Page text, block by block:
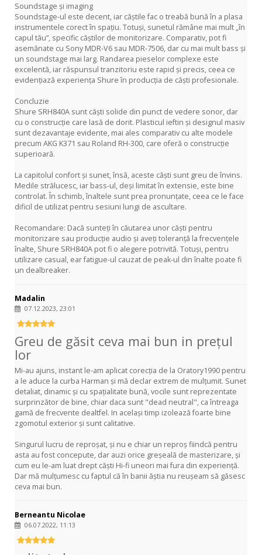
Soundstage și imaging
Soundstage-ul este decent, iar căștile fac o treabă bună în a plasa
instrumentele corect în spațiu. Totuși, sunetul rămâne mai mult „în
capul tău”, specific căștilor de monitorizare. Comparativ, pot fi
asemănate cu Sony MDR-V6 sau MDR-7506, dar cu mai mult bass și
un soundstage mai larg. Randarea pieselor complexe este
excelentă, iar răspunsul tranzitoriu este rapid și precis, ceea ce
evidențiază experiența Shure în producția de căști profesionale.
Concluzie
Shure SRH840A sunt căști solide din punct de vedere sonor, dar
cu o construcție care lasă de dorit. Plasticul ieftin și designul masiv
sunt dezavantaje evidente, mai ales comparativ cu alte modele
precum AKG K371 sau Roland RH-300, care oferă o construcție
superioară.
La capitolul confort și sunet, însă, aceste căști sunt greu de învins.
Medile strălucesc, iar bass-ul, deși limitat în extensie, este bine
controlat. În schimb, înaltele sunt prea pronunțate, ceea ce le face
dificil de utilizat pentru sesiuni lungi de ascultare.
Recomandare: Dacă sunteți în căutarea unor căști pentru
monitorizare sau producție audio și aveți toleranță la frecvențele
înalte, Shure SRH840A pot fi o alegere potrivită. Totuși, pentru
utilizare casual, ear fatigue-ul cauzat de peak-ul din înalte poate fi
un dealbreaker.
Madalin
07.12.2023, 23:01
Greu de găsit ceva mai bun in prețul
lor
Mi-au ajuns, instant le-am aplicat corecția de la Oratory1990 pentru
a le aduce la curba Harman și mă declar extrem de mulțumit. Sunet
detaliat, dinamic și cu spațialitate bună, vocile sunt reprezentate
surprinzător de bine, chiar daca sunt "dead neutral", ca întreaga
gamă de frecvente dealtfel. In același timp izolează foarte bine
zgomotul exterior și sunt calitative.
Singurul lucru de reproșat, și nu e chiar un reproș fiindcă pentru
asta au fost concepute, dar auzi orice greșeală de masterizare, și
cum eu le-am luat drept căști Hi-fi uneori mai fura din experiență.
Dar mă mulțumesc cu faptul că în banii ăștia nu reușeam să găsesc
ceva mai bun.
Berneantu Nicolae
06.07.2022, 11:13